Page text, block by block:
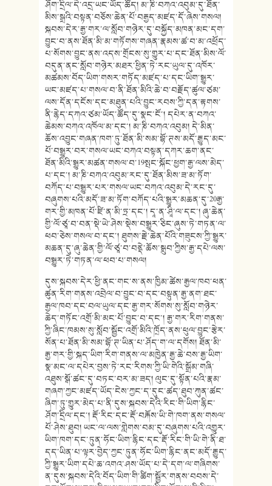
ཤོག་དྲིལ་དེ་འདྲ་ཡང་ཡོད་ཚོད། མ་ཎི་བཀའ་འབུམ་དུ་ཐོན་
མིས་སྒྲའི་བསྟན་བཅོས་ཆེན་པོ་བརྒྱད་མཛད་དོ་ཞེས་གསལ།
སྐབས་དེར་རྒྱ་གར་ལ་སློབ་གཉེར་དུ་བསྐྱོད་མཁན་མང་དག་
བྱུང་བ་ནས་ཐོན་མི་མ་གཏོགས་གཞན་རྣམས་ཚ་བ་མ་འཕྲོད་
པ་སོགས་བྱུང་ནས་འདས་གྲོངས་སུ་གྱུར་པ་དང་ཐོན་མིས་ལོ་
བདུན་ནང་སློབ་གཉེར་མཐར་ཕྱིན་ཏེ་རང་ཡུལ་དུ་འཁོར་
མཚམས་བོད་ཡིག་གསར་གཏོད་མཛད་པ་དང་ཡིག་སྒྱུར་
ཡང་མཛད་པ་གསལ་བ་ནི་ཐོན་མིའི་ཆེ་བ་བརྗོད་ཚུལ་ཙམ་
ལས་དོན་དངོས་དང་མཐུན་པའི་བྱུང་རབས་ཀྱི་དན་རྟགས་
ནི་རྙེད་དཀའ་ཙམ་ཡོད་ཚོད་དུ་སྣང་ངོ་། དཔེར་ན་བཀའ་
ཆེམས་བཀའ་འཁོལ་མ་དང་། མ་ཎི་བཀའ་འབུམ། དེ་མིན་
ཆོས་འབྱུང་གཞན་ཁག་ཏུ་ཐོན་མི་སམ་བྷོ་ཊས་མདོ་རྒྱུད་མང་
པོ་བསྒྱུར་བར་གསལ་ཡང་བཀའ་བསྟན་དཀར་ཆག་ནང་
ཐོན་མིའི་སྒྱུར་མཚན་གསལ་བ་19སྤང་སྐོང་ཕྱག་རྒྱ་ལས་མེད་
པ་དང་། མ་ཎི་བཀའ་འབུམ་རང་དུ་ཐོན་མིས་ཟ་མ་ཏོག་
བཀོད་པ་བསྒྱུར་པར་གསལ་ཡང་བཀའ་འབུམ་དེ་རང་དུ་
བཞུགས་པའི་མདོ་ཟ་མ་ཏོག་བཀོད་པའི་སྒྱུར་མཆན་དུ་20རྒྱ་
གར་གྱི་མཁན་པོ་ཛི་ན་མི་ཏྲ་དང་། དཱ་ན་ཤཱི་ལ་དང་། ཞུ་ཆེན་
གྱི་ལོ་ཙཱ་བ་བན་སྡེ་ཡེ་ཤེས་སྡེས་བསྒྱུར་ཅིང་ཞུས་ཏེ་གཏན་ལ་
ཕབ་ཅེས་གསལ་བ་དང་། ཐུགས་རྗེ་ཆེན་པོའི་གཟུངས་ཀྱི་སྒྱུར་
མཆན་དུ་ཞུ་ཆེན་གྱི་ལོ་ཙཱ་བ་བནྡེ་ཆོས་སྒྲུབ་ཀྱིས་རྒྱ་དཔེ་ལས་
བསྒྱུར་ཏེ་གཏན་ལ་ཕབ་པ་གསལ།
དུས་སྐབས་དེར་ཕྱི་ནང་གང་ས་ནས་ཁྱིམ་ཚེས་རྒྱལ་ཁབ་ཕན་
ཚུན་རིག་གནས་འབྲེལ་བ་བྱུང་བ་དང་བསྟུན་རྒྱ་ནག་ཐང་
རྒྱལ་ཁབ་དང་བལ་ཡུལ་དང་རྒྱ་གར་སོགས་སུ་སློབ་གཉེར་
ཆེད་གཏོང་འགྲོ་མི་མང་པོ་བྱུང་བ་དང་། རྒྱ་གར་རིག་གནས་
ཀྱི་ཞིང་ཁམས་སུ་སློབ་སྦྱོང་འགྲོ་མིའི་ཁྲོད་ནས་ཕུལ་བྱུང་རྩེར་
སོན་པ་ཐོན་མི་སམ་བྷོ་ཊ་ཡིན་པ་ཤོད་ག་ལ་དགོས། ཐོན་མི་
རྒྱ་གར་གྱི་སྐད་ཡིག་རིག་གནས་ལ་མཁྱེན་རྒྱ་ཆེ་བས་རྒྱ་ཡིག་
སྣ་མང་ལ་དཔེར་བྱས་ཏེ་རང་རིགས་ཀྱི་ཡི་གེའི་སྒྲོམ་གཞི་
འཐུས་སྒོ་ཚང་དུ་བཏང་བར་མ་ཟད། ལུང་དུ་སྟོན་པའི་རྣམ་
གཞག་ཀྱང་མཛད་ཡོད་ངེས་ཀྱང་ད་དུང་ཚད་ཐུབ་ཀུན་ཚང་
ཞིག་ཏུ་གྱུར་མེད་པ་ནི་དུས་སྐབས་དེའི་རིང་གི་ཡིག་རྙིང་
ཤོག་དྲིལ་དང་། རྡོ་རིང་དང་རྡོ་བརྐོས་ཡི་གེ་ཁག་ནས་གསལ་
པོ་ཤེས་ཐུབ། ཡང་ལ་ལས་གླེགས་བམ་དུ་བཞུགས་པའི་འགྱུར་
ཡིག་ཁག་དང་ཏུན་ཧོང་ཡིག་རྙིང་དང་རྡོ་རིང་གི་ཡི་གེ་ནི་ཐ་
དད་ཡིན་པ་ལྟར་བྱེད་ཀྱང་ཏུན་ཧོང་ཡིག་རྙིང་ནང་མདོ་རྒྱུད་
ཀྱི་སྒྱུར་ཡིག་དཔེ་ཆ་འགའ་ཤས་ཡོད་པ་དེ་དག་ལ་གཞིགས་
ན་དུས་སྐབས་དེའི་བོད་ཡིག་གི་ཚིག་སྦྱོར་གནས་བབས་དེ་